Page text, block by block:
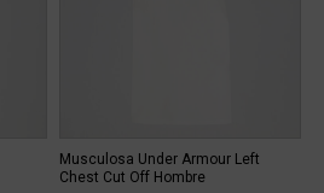
Musculosa Under Armour Left
Chest Cut Off Hombre